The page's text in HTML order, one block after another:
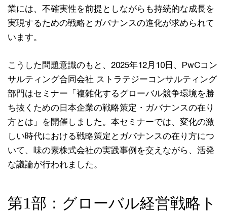
業には、不確実性を前提としながらも持続的な成長を
実現するための戦略とガバナンスの進化が求められて
います。
こうした問題意識のもと、2025年12月10日、PwCコン
サルティング合同会社 ストラテジーコンサルティング
部門はセミナー「複雑化するグローバル競争環境を勝
ち抜くための日本企業の戦略策定・ガバナンスの在り
方とは」を開催しました。本セミナーでは、変化の激
しい時代における戦略策定とガバナンスの在り方につ
いて、味の素株式会社の実践事例を交えながら、活発
な議論が行われました。
第1部：グローバル経営戦略ト